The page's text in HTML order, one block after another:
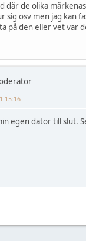
där de olika
sig osv men jag kan
på den eller vet var
egen dator till slut.